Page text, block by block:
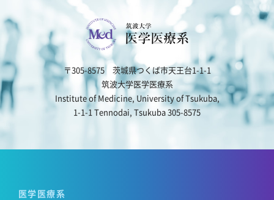
〒305-8575 茨城県つくば市天王台1-1-1
筑波大学医学医療系
Institute of Medicine, University of Tsukuba,
1-1-1 Tennodai, Tsukuba 305-8575
医学医療系